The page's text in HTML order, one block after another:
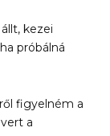
kezei
próbálná
figyelném a
a